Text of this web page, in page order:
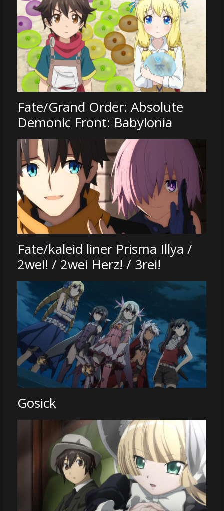
Fate/Grand Order: Absolute
Demonic Front: Babylonia
Fate/kaleid liner Prisma Illya /
2wei! / 2wei Herz! / 3rei!
Gosick